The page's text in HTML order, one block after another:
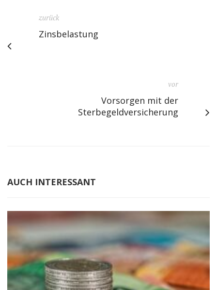
zurück
Zinsbelastung
vor
Vorsorgen mit der
Sterbegeldversicherung
AUCH INTERESSANT